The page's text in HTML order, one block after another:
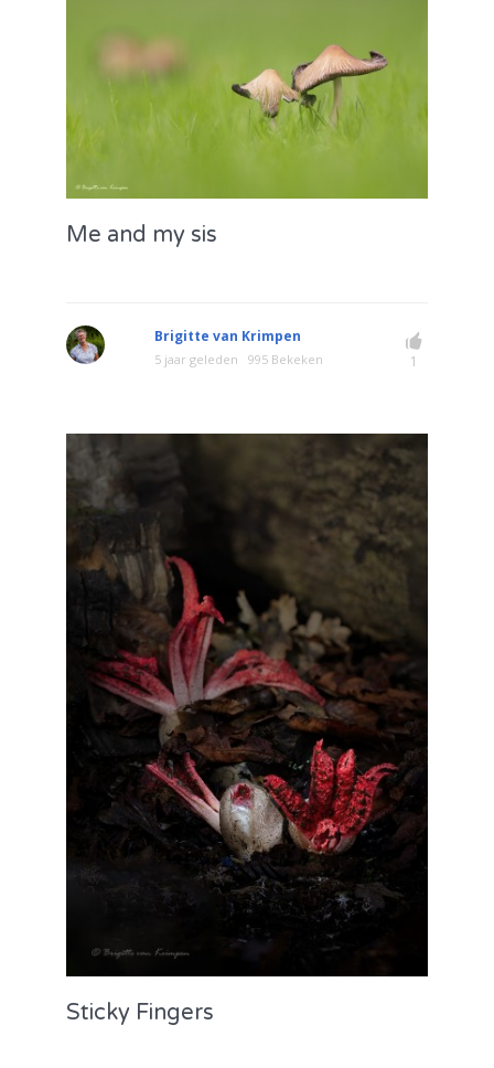
Me and my sis
Brigitte van Krimpen
5 jaar geleden 995 Bekeken 1
Sticky Fingers